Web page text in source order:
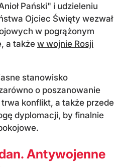
Pański" i udzieleniu
Ojciec Święty wezwał
w pogrążonym
a także w wojnie Rosji
stanowisko
o poszanowanie
konflikt, a także przede
dyplomacji, by finalnie
Antywojenne